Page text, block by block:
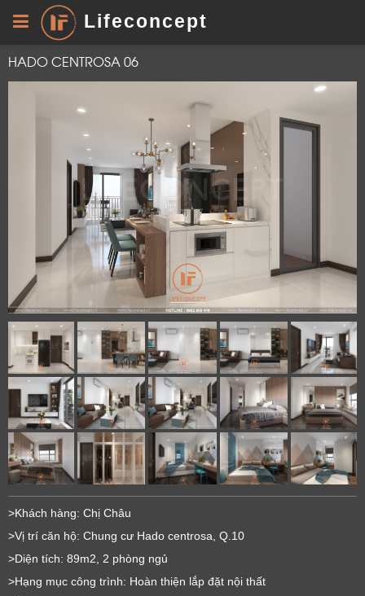
Lifeconcept
HADO CENTROSA 06
>Khách hàng: Chị Châu
>Vị trí căn hộ: Chung cư Hado centrosa, Q.10
>Diện tích: 89m2, 2 phòng ngủ
>Hạng mục công trình: Hoàn thiện lắp đặt nội thất